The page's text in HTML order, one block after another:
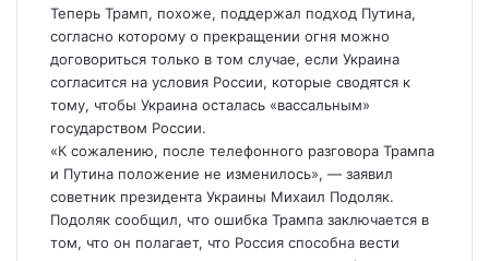
Теперь Трамп, похоже, поддержал подход Путина,
согласно которому о прекращении огня можно
договориться только в том случае, если Украина
согласится на условия России, которые сводятся к
тому, чтобы Украина осталась «вассальным»
государством России.
«К сожалению, после телефонного разговора Трампа
и Путина положение не изменилось», — заявил
советник президента Украины Михаил Подоляк.
Подоляк сообщил, что ошибка Трампа заключается в
том, что он полагает, что Россия способна вести